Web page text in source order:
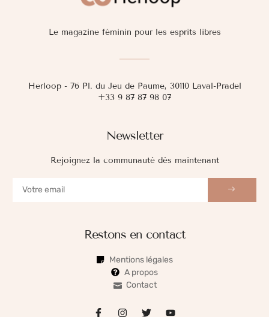
Newsletter
Rejoignez la communauté dès maintenant
Le magazine féminin pour les esprits libres
Herloop - 76 Pl. du Jeu de Paume, 30110 Laval-Pradel
+33 9 87 87 98 07
Restons en contact
Mentions légales
A propos
Contact